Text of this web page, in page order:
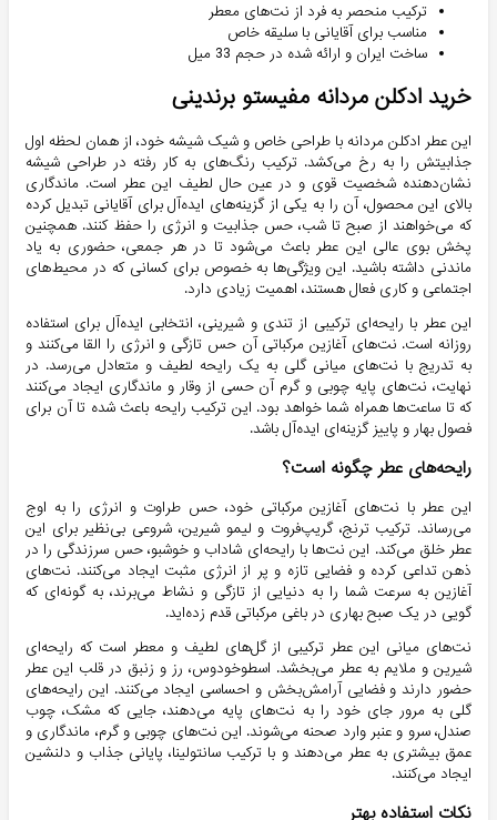
ترکیب منحصر به فرد از نت‌های معطر
مناسب برای آقایانی با سلیقه خاص
ساخت ایران و ارائه شده در حجم 33 میل
خرید ادکلن مردانه مفیستو برندینی
این عطر ادکلن مردانه با طراحی خاص و شیک شیشه خود، از همان لحظه اول
جذابیتش را به رخ می‌کشد. ترکیب رنگ‌های به کار رفته در طراحی شیشه
نشان‌دهنده شخصیت قوی و در عین حال لطیف این عطر است. ماندگاری
بالای این محصول، آن را به یکی از گزینه‌های ایده‌آل برای آقایانی تبدیل کرده
که می‌خواهند از صبح تا شب، حس جذابیت و انرژی را حفظ کنند. همچنین
پخش بوی عالی این عطر باعث می‌شود تا در هر جمعی، حضوری به یاد
ماندنی داشته باشید. این ویژگی‌ها به خصوص برای کسانی که در محیط‌های
اجتماعی و کاری فعال هستند، اهمیت زیادی دارد.
این عطر با رایحه‌ای ترکیبی از تندی و شیرینی، انتخابی ایده‌آل برای استفاده
روزانه است. نت‌های آغازین مرکباتی آن حس تازگی و انرژی را القا می‌کنند و
به تدریج با نت‌های میانی گلی به یک رایحه لطیف و متعادل می‌رسد. در
نهایت، نت‌های پایه چوبی و گرم آن حسی از وقار و ماندگاری ایجاد می‌کنند
که تا ساعت‌ها همراه شما خواهد بود. این ترکیب رایحه باعث شده تا آن برای
فصول بهار و پاییز گزینه‌ای ایده‌آل باشد.
رایحه‌های عطر چگونه است؟
این عطر با نت‌های آغازین مرکباتی خود، حس طراوت و انرژی را به اوج
می‌رساند. ترکیب ترنج، گریپ‌فروت و لیمو شیرین، شروعی بی‌نظیر برای این
عطر خلق می‌کند. این نت‌ها با رایحه‌ای شاداب و خوشبو، حس سرزندگی را در
ذهن تداعی کرده و فضایی تازه و پر از انرژی مثبت ایجاد می‌کنند. نت‌های
آغازین به سرعت شما را به دنیایی از تازگی و نشاط می‌برند، به گونه‌ای که
گویی در یک صبح بهاری در باغی مرکباتی قدم زده‌اید.
نت‌های میانی این عطر ترکیبی از گل‌های لطیف و معطر است که رایحه‌ای
شیرین و ملایم به عطر می‌بخشد. اسطوخودوس، رز و زنبق در قلب این عطر
حضور دارند و فضایی آرامش‌بخش و احساسی ایجاد می‌کنند. این رایحه‌های
گلی به مرور جای خود را به نت‌های پایه می‌دهند، جایی که مشک، چوب
صندل، سرو و عنبر وارد صحنه می‌شوند. این نت‌های چوبی و گرم، ماندگاری و
عمق بیشتری به عطر می‌دهند و با ترکیب سانتولینا، پایانی جذاب و دلنشین
ایجاد می‌کنند.
نکات استفاده بهتر